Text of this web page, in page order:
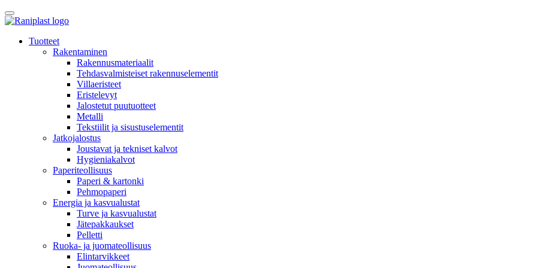
Skip
to
Tuotteet
Rakentaminen
Rakennusmateriaalit
Tehdasvalmisteiset rakennuselementit
Villaeristeet
Eristelevyt
Jalostetut puutuotteet
Metalli
Tekstiilit ja sisustuselementit
Jatkojalostus
Joustavat ja tekniset kalvot
Hygieniakalvot
Paperiteollisuus
Paperi & kartonki
Pehmopaperi
Energia ja kasvualustat
Turve ja kasvualustat
Jätepakkaukset
Pelletti
Ruoka- ja juomateollisuus
Elintarvikkeet